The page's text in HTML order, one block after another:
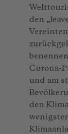
den
Corona-
und am
den